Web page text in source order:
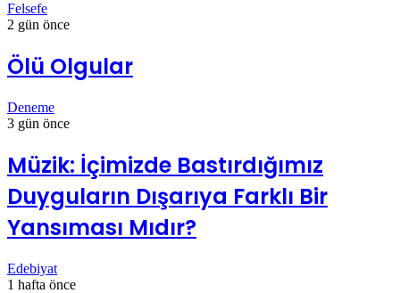
Felsefe
2 gün önce
Ölü Olgular
Deneme
3 gün önce
Müzik: İçimizde Bastırdığımız
Duyguların Dışarıya Farklı Bir
Yansıması Mıdır?
Edebiyat
1 hafta önce